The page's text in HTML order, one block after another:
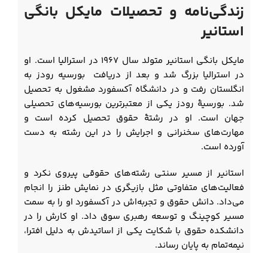
زندگی‌نامه و تحصیلات مایکل بانگی
استانیر
مایکل بانگی استانیر متولد سال ۱۹۶۷ در استرالیا است. او
در استرالیا بزرگ شد و بعد از دریافت بورسیه رودز به
انگلستان رفت و در دانشگاه آکسفورد مشغول به تحصیل
شد. بورسیۀ رودز یکی از معتبرترین بورسیه‌های تحصیلی
جهان است. او در رشتۀ حقوق تحصیل کرده است و
مهارت‌های سخنرانی و اجرایش را در این رشته به دست
آورده است.
استانیر از مسیر سنتی رشته‌های حقوقی پیروی نکرد و
فعالیت‌های متفاوتی مثل بازیگری در نمایش طنز را انجام
می‌داد. دانش حقوق و تجربه‌اش در آکسفورد او را به سمت
مسیر کوچینگ و توسعه رهبری سوق داد. او کارش را در
دانشکده حقوق با شکایت یکی از اساتیدش به دلیل افترا،
نیمه‌تمام به پایان رساند.